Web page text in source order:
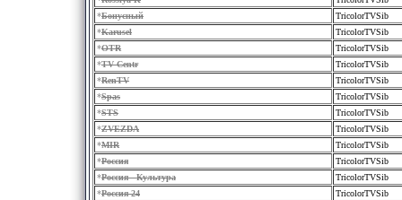
*Бонусный
TricolorTVSib
*Karusel
TricolorTVSib
*OTR
TricolorTVSib
*TV Centr
TricolorTVSib
*RenTV
TricolorTVSib
*Spas
TricolorTVSib
*STS
TricolorTVSib
*ZVEZDA
TricolorTVSib
*MIR
TricolorTVSib
*Россия
TricolorTVSib
*Россия - Культура
TricolorTVSib
*Россия-24
TricolorTVSib